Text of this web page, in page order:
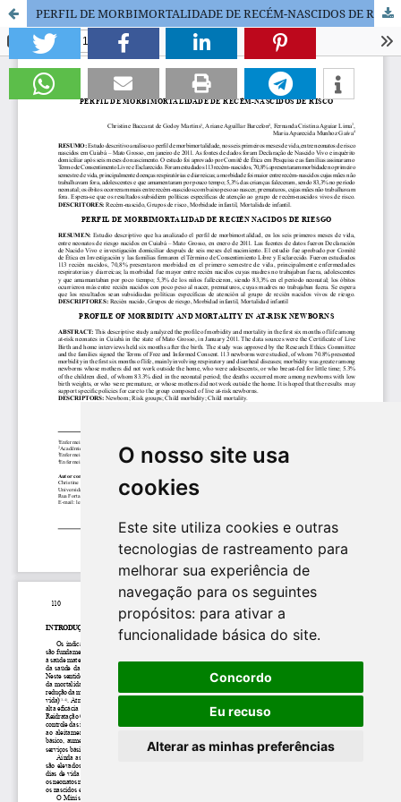
O nosso site usa
cookies
Este site utiliza cookies e outras
tecnologias de rastreamento para
melhorar sua experiência de
navegação para os seguintes
propósitos: para ativar a
funcionalidade básica do site.
Concordo
Eu recuso
Alterar as minhas preferências
PERFIL DE MORBIMORTALIDADE DE RECÉM-NASCIDOS DE RISCO